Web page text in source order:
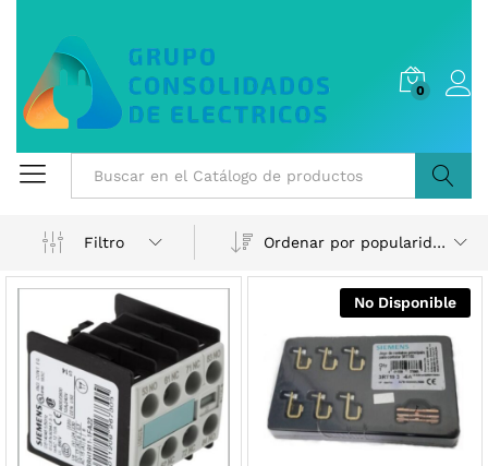
0
Filtro
Ordenar por popularidad
No Disponible